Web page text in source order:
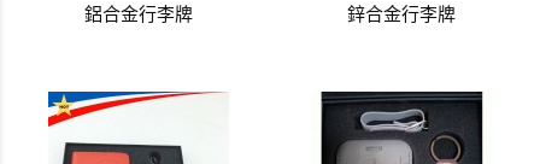
鋁合金行李牌 鋅合金行李牌